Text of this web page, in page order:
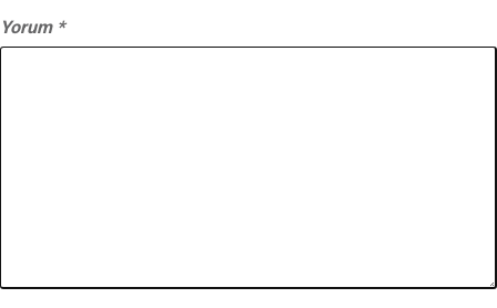
Yorum *